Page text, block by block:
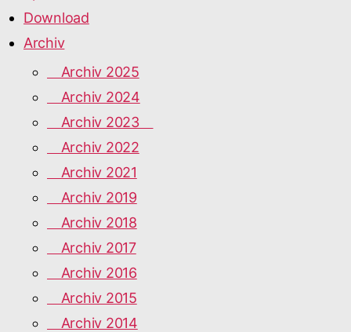
Download
Archiv
Archiv 2025
Archiv 2024
Archiv 2023
Archiv 2022
Archiv 2021
Archiv 2019
Archiv 2018
Archiv 2017
Archiv 2016
Archiv 2015
Archiv 2014